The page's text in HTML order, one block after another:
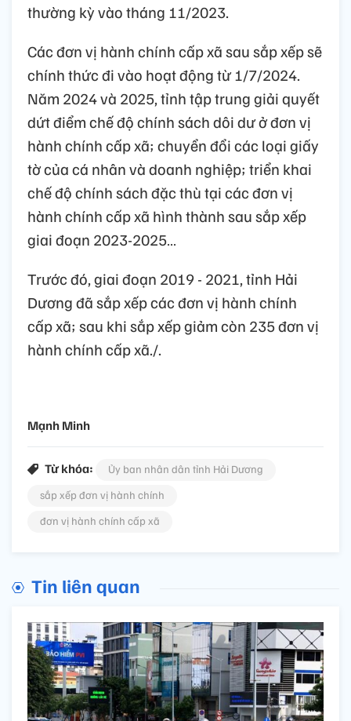
thường kỳ vào tháng 11/2023.
Các đơn vị hành chính cấp xã sau sắp xếp sẽ
chính thức đi vào hoạt động từ 1/7/2024.
Năm 2024 và 2025, tỉnh tập trung giải quyết
dứt điểm chế độ chính sách dôi dư ở đơn vị
hành chính cấp xã; chuyển đổi các loại giấy
tờ của cá nhân và doanh nghiệp; triển khai
chế độ chính sách đặc thù tại các đơn vị
hành chính cấp xã hình thành sau sắp xếp
giai đoạn 2023-2025…
Trước đó, giai đoạn 2019 - 2021, tỉnh Hải
Dương đã sắp xếp các đơn vị hành chính
cấp xã; sau khi sắp xếp giảm còn 235 đơn vị
hành chính cấp xã./.
Mạnh Minh
Từ khóa:
Ủy ban nhân dân tỉnh Hải Dương
sắp xếp đơn vị hành chính
đơn vị hành chính cấp xã
Tin liên quan